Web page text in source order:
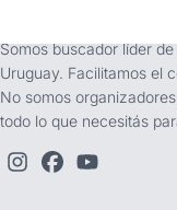
Somos buscador líder
Uruguay. Facilitamos el
No somos
todo lo que necesitás